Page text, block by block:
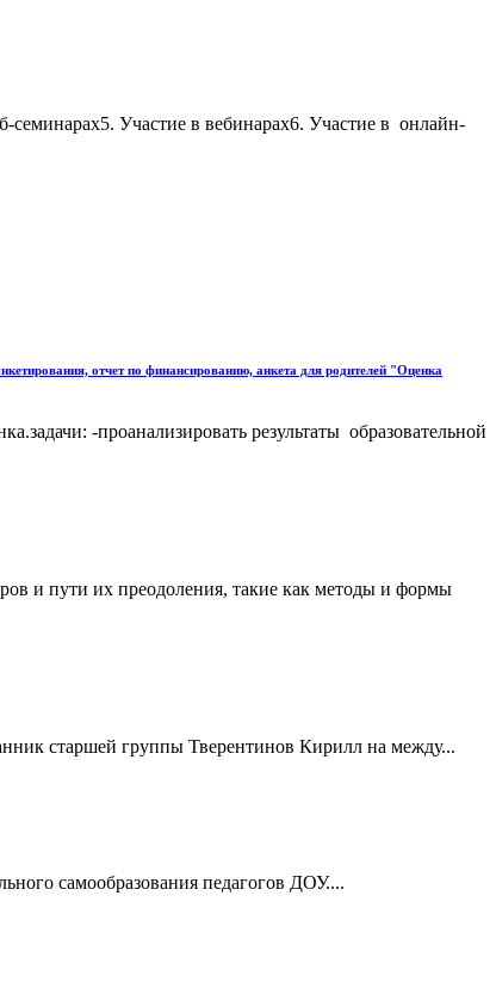
Участие в вебинарах6. Участие в онлайн-
отчет по финансированию, анкета для родителей "Оценка
-проанализировать результаты образовательной
и пути их преодоления, такие как методы и формы
старшей группы Тверентинов Кирилл на между...
самообразования педагогов ДОУ....